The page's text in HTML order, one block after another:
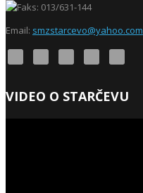
013/631-144
Email: smzstarcevo@yahoo.com
VIDEO O STARČEVU